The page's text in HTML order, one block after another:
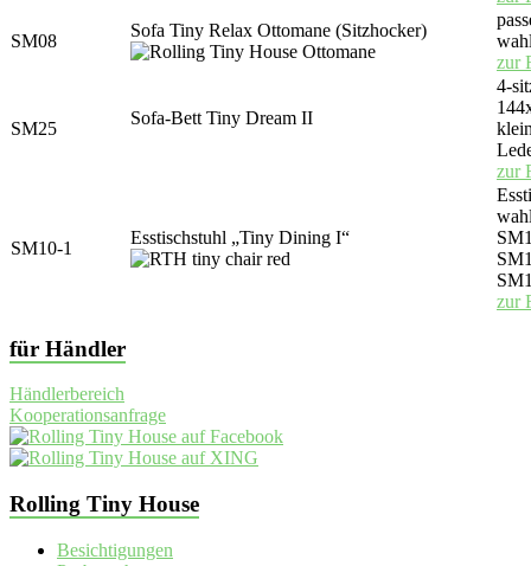
SM08
Sofa Tiny Relax Ottomane (Sitzhocker)
zur
SM25
Sofa-Bett Tiny Dream II
4-
zur
SM10-1
Esstischstuhl „Tiny Dining I“
zur
für Händler
Händlerbereich
Kooperationsanfrage
Rolling Tiny House
Besichtigungen